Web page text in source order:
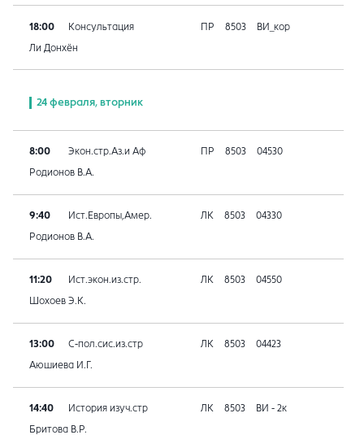
18:00 Консультация ПР 8503 ВИ_кор
Ли Донхён
24 февраля, вторник
8:00 Экон.стр.Аз.и Аф ПР 8503 04530
Родионов В.А.
9:40 Ист.Европы,Амер. ЛК 8503 04330
Родионов В.А.
11:20 Ист.экон.из.стр. ЛК 8503 04550
Шохоев Э.К.
13:00 С-пол.сис.из.стр ЛК 8503 04423
Аюшиева И.Г.
14:40 История изуч.стр ЛК 8503 ВИ - 2к
Бритова В.Р.